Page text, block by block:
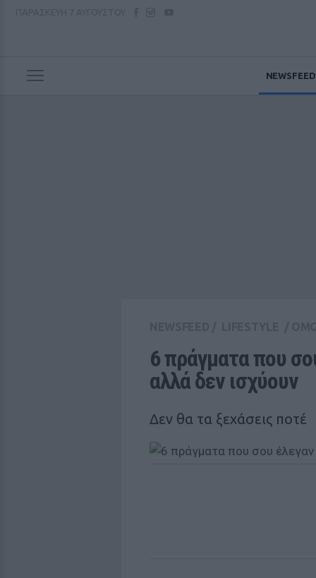
NEWSFEED
6 πράγματα που
αλλά δεν ισχύουν
Δεν θα τα ξεχάσεις ποτέ